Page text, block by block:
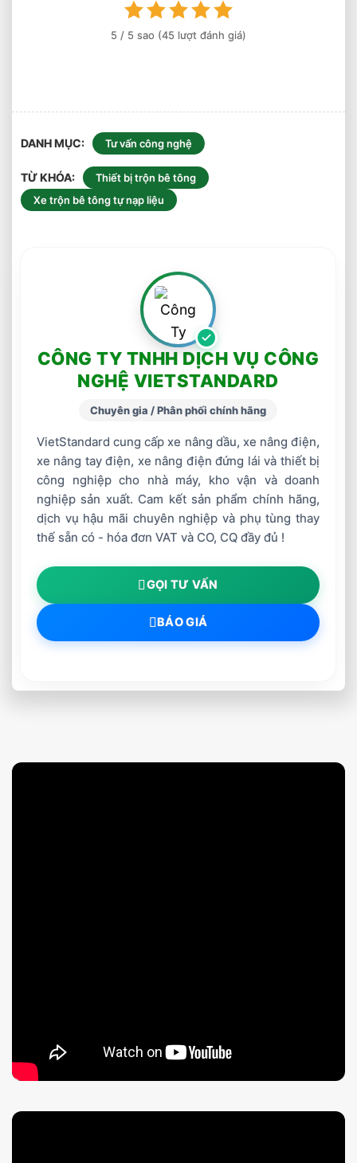
5 / 5 sao (45 lượt đánh giá)
DANH MỤC Tư vấn công nghệ
TỪ KHÓA
Thiết bị trộn bê tông
Xe trộn bê tông tự nạp liệu
CÔNG TY TNHH DỊCH VỤ CÔNG
NGHỆ VIETSTANDARD
Chuyên gia / Phân phối chính hãng
VietStandard cung cấp xe nâng dầu, xe nâng điện,
xe nâng tay điện, xe nâng điện đứng lái và thiết bị
công nghiệp cho nhà máy, kho vận và doanh
nghiệp sản xuất. Cam kết sản phẩm chính hãng,
dịch vụ hậu mãi chuyên nghiệp và phụ tùng thay
thế sẵn có - hóa đơn VAT và CO, CQ đầy đủ !
GỌI TƯ VẤN
BÁO GIÁ